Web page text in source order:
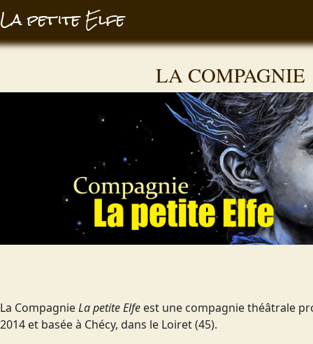
La petite Elfe
LA COMPAGNIE
La CompagnieLa petite Elfe est une compagnie théâtrale
2014 et basée à Chécy, dans le Loiret (45).